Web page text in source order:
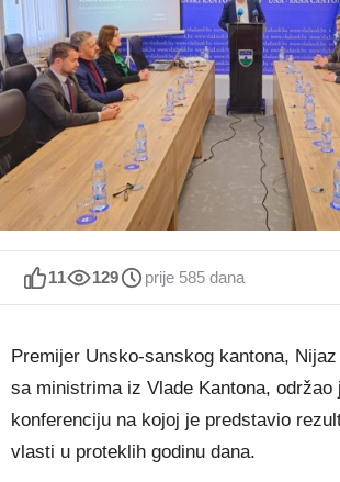
11 129 prije 585 dana
Premijer Unsko-sanskog kantona,
sa ministrima iz Vlade Kantona, održao
konferenciju na kojoj je predstavio
vlasti u proteklih godinu dana.